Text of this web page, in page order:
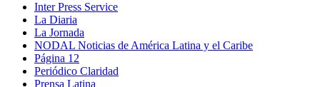
Inter Press Service
La Diaria
La Jornada
NODAL Noticias de América Latina y el Caribe
Página 12
Periódico Claridad
Prensa Latina